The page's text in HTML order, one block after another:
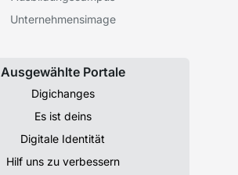
Unternehmensimage
Ausgewählte Portale
Digichanges
Es ist deins
Digitale Identität
Hilf uns zu verbessern